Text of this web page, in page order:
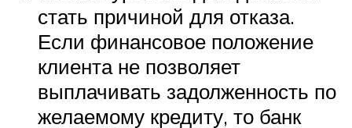
стать причиной для отказа.
Если финансовое положение
клиента не позволяет
выплачивать задолженность по
желаемому кредиту, то банк